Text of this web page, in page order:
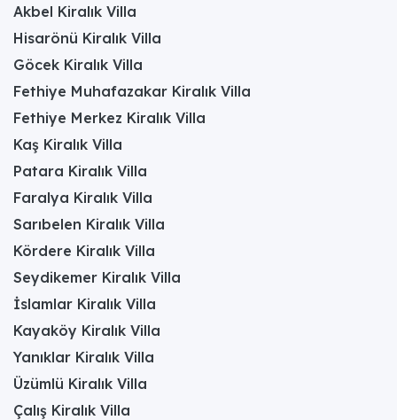
Akbel Kiralık Villa
Hisarönü Kiralık Villa
Göcek Kiralık Villa
Fethiye Muhafazakar Kiralık Villa
Fethiye Merkez Kiralık Villa
Kaş Kiralık Villa
Patara Kiralık Villa
Faralya Kiralık Villa
Sarıbelen Kiralık Villa
Kördere Kiralık Villa
Seydikemer Kiralık Villa
İslamlar Kiralık Villa
Kayaköy Kiralık Villa
Yanıklar Kiralık Villa
Üzümlü Kiralık Villa
Çalış Kiralık Villa